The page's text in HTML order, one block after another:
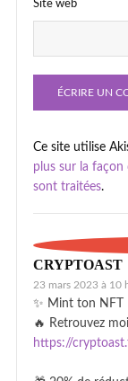
Site web
Ce site utilise
plus sur la façon
sont traitées.
CRYPTOAST
23 mars 2023 à 10
✨ Mint ton NFT
🔥 Retrouvez
https://